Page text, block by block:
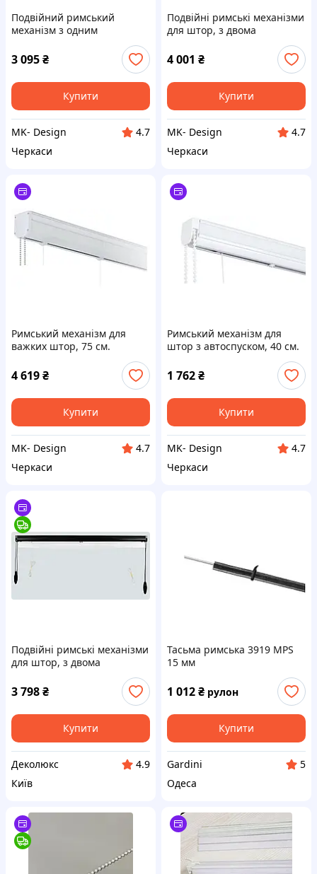
Подвійний римський
механізм з одним
ланцюжком управління, 90
см.
3 095₴
Купити
MK- Design
4.7
Черкаси
Подвійні римські механізми
для штор, з двома
ланцюжками управління,
чорний, 40см.
4 001 ₴
Купити
MK- Design
4.7
Черкаси
Римський механізм для
важких штор, 75 см.
4 619₴
Купити
MK- Design
4.7
Черкаси
Римський механізм для
штор з автоспуском, 40 см.
1 762₴
Купити
MK- Design
4.7
Черкаси
Подвійні римські механізми
для штор, з двома
ланцюжками управління,
чорного кольору
3 798₴
Купити
Деколюкс
4.9
Київ
Тасьма римська 3919 MPS
15 мм
1 012₴ рулон
Купити
Gardini
5
Одеса